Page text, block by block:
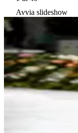
Avvia slideshow